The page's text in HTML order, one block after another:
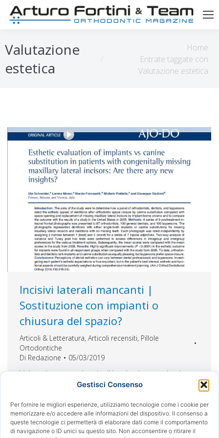
Gestisci Consenso
Per fornire le migliori esperienze, utilizziamo tecnologie come i cookie per
memorizzare e/o accedere alle informazioni del dispositivo. Il consenso a
queste tecnologie ci permetterà di elaborare dati come il comportamento
di navigazione o ID unici su questo sito. Non acconsentire o ritirare il
Valutazione
estetica
Home
Entrate taggate con
Valutazione estetica
Incisivi laterali mancanti |
Sostituzione con impianti o
chiusura del spazio?
Articoli & Letteratura, Articoli recensiti, Pillole
Ortodontiche
Di Redazione 05/03/2019
Valutazione estetica degli impianti vs sostituzione
canina in pazienti con incisivi laterali mascellari
approfondimenti? Lo scopo dello studio era
determinare come un panel di ortodontisti,
dentisti e persone comuni abbia valutato l’estetica